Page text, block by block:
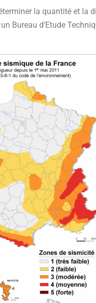
la quantité et
Bureau d’Etude